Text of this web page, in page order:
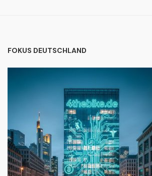
FOKUS DEUTSCHLAND